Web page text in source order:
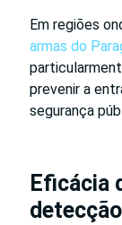
Em regiões
armas do
prevenir a
segurança
Eficácia